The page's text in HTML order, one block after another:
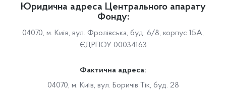
Юридична адреса Центрального апарату
Фонду:
04070, м. Київ, вул. Фролівська, буд. 6/8, корпус 15А,
ЄДРПОУ 00034163
Фактична адреса:
04070, м. Київ, вул. Боричів Тік, буд. 28